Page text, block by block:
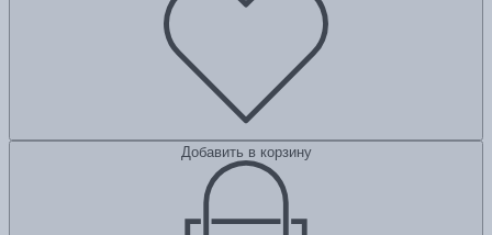
Добавить в корзину